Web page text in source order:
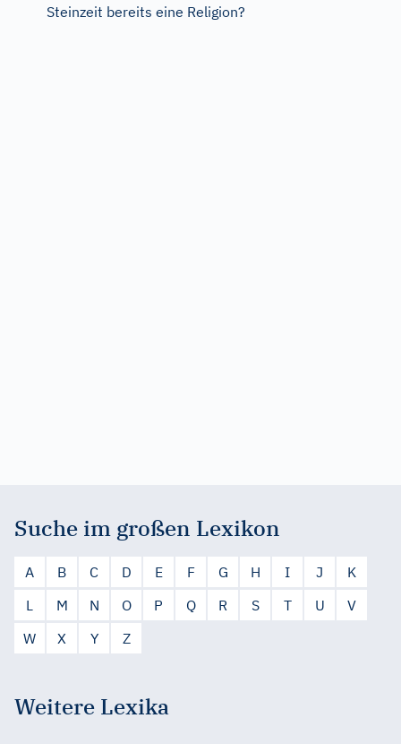
Steinzeit bereits eine Religion?
Suche im großen Lexikon
A B C D E F G H I J
K
L
M N O P Q R S T U
V
W
X Y Z
Weitere Lexika